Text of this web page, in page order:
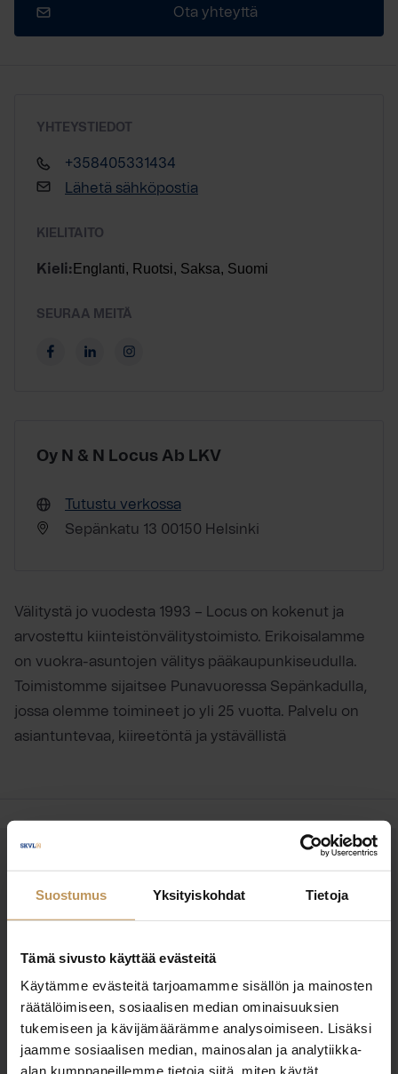
Suostumus Yksityiskohdat Tietoja
Tämä sivusto käyttää evästeitä
Käytämme evästeitä tarjoamamme sisällön ja mainosten
räätälöimiseen, sosiaalisen median ominaisuuksien
tukemiseen ja kävijämäärämme analysoimiseen. Lisäksi
jaamme sosiaalisen median, mainosalan ja analytiikka-
alan kumppaneillemme tietoja siitä, miten käytät
Ota yhteyttä
YHTEYSTIEDOT
+358405331434
Lähetä sähköpostia
KIELITAITO
Kieli: Englanti, Ruotsi, Saksa, Suomi
SEURAA MEITÄ
Oy N & N Locus Ab LKV
Tutustu verkossa
Sepänkatu 13 00150 Helsinki
Välitystä jo vuodesta 1993 – Locus on kokenut ja
arvostettu kiinteistönvälitystoimisto. Erikoisalamme
on vuokra-asuntojen välitys pääkaupunkiseudulla.
Toimistomme sijaitsee Punavuoressa Sepänkadulla,
jossa olemme toimineet jo yli 25 vuotta. Palvelu on
asiantuntevaa, kiireetöntä ja ystävällistä
OTA YHTEYTTÄ
Miten voin auttaa
asuntoasioissa?
Jätä yhteystietosi, niin otan yhteyttä
Niklas Nousiainen